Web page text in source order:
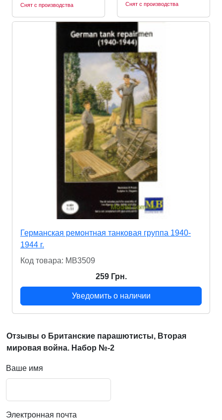
Снят с производства Снят с производства
Германская ремонтная танковая группа 1940-
1944 г.
Код товара: MB3509
259 Грн.
Уведомить о наличии
Отзывы о Британские парашютисты, Вторая
мировая война. Набор №-2
Ваше имя
Электронная почта